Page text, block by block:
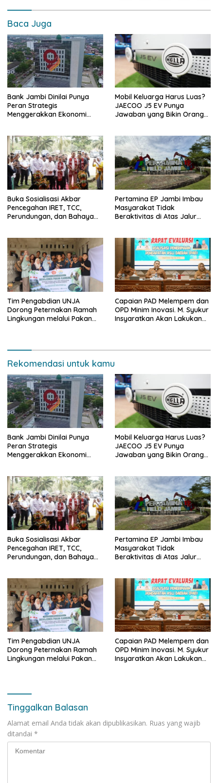
o
k
p
p
n
Baca Juga
Bank Jambi Dinilai Punya
Peran Strategis
Menggerakkan Ekonomi
Mobil Keluarga Harus Luas?
JAECOO J5 EV Punya
Jawaban yang Bikin Orang
Buka Sosialisasi Akbar
Pencegahan IRET, TCC,
Perundungan, dan Bahaya
bisa jaga diri, 60% masa
depan sudah ada di tangan”
Pertamina EP Jambi Imbau
Masyarakat Tidak
Beraktivitas di Atas Jalur
Tim Pengabdian UNJA
Dorong Peternakan Ramah
Lingkungan melalui Pakan
Capaian PAD Melempem dan
OPD Minim Inovasi. M. Syukur
Insyaratkan Akan Lakukan
Rekomendasi untuk kamu
Bank Jambi Dinilai Punya
Peran Strategis
Menggerakkan Ekonomi
Mobil Keluarga Harus Luas?
JAECOO J5 EV Punya
Jawaban yang Bikin Orang
Buka Sosialisasi Akbar
Pencegahan IRET, TCC,
Perundungan, dan Bahaya
bisa jaga diri, 60% masa
depan sudah ada di tangan”
Pertamina EP Jambi Imbau
Masyarakat Tidak
Beraktivitas di Atas Jalur
Tim Pengabdian UNJA
Dorong Peternakan Ramah
Lingkungan melalui Pakan
Capaian PAD Melempem dan
OPD Minim Inovasi. M. Syukur
Insyaratkan Akan Lakukan
Tinggalkan Balasan
Alamat email Anda tidak akan dipublikasikan. Ruas yang wajib
ditandai *